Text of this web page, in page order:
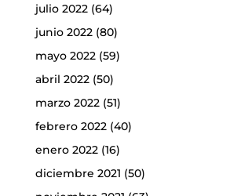
julio 2022(64)
junio 2022(80)
mayo 2022(59)
abril 2022(50)
marzo 2022(51)
febrero 2022(40)
enero 2022(16)
diciembre 2021 (50)